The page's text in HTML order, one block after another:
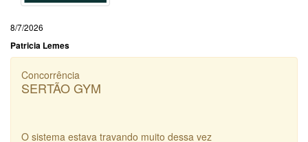
8/7/2026
Patricia Lemes
Concorrência
SERTÃO GYM
O sistema estava travando muito dessa vez